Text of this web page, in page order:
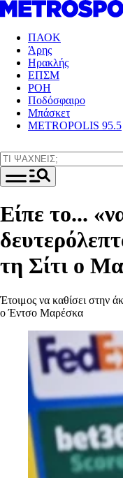
ΠΑΟΚ
Άρης
Ηρακλής
ΕΠΣΜ
ΡΟΗ
Ποδόσφαιρο
Μπάσκετ
METROPOLIS 95.5
Είπε το...
τη Σίτι ο
Έτοιμος να καθίσει στην
ο Έντσο Μαρέσκα